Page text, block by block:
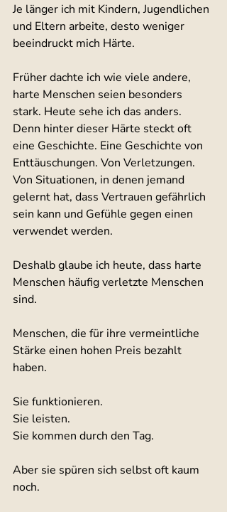
Je länger ich mit Kindern, Jugendlichen
und Eltern arbeite, desto weniger
beeindruckt mich Härte.
Früher dachte ich wie viele andere,
harte Menschen seien besonders
stark. Heute sehe ich das anders.
Denn hinter dieser Härte steckt oft
eine Geschichte. Eine Geschichte von
Enttäuschungen. Von Verletzungen.
Von Situationen, in denen jemand
gelernt hat, dass Vertrauen gefährlich
sein kann und Gefühle gegen einen
verwendet werden.
Deshalb glaube ich heute, dass harte
Menschen häufig verletzte Menschen
sind.
Menschen, die für ihre vermeintliche
Stärke einen hohen Preis bezahlt
haben.
Sie funktionieren.
Sie leisten.
Sie kommen durch den Tag.
Aber sie spüren sich selbst oft kaum
noch.